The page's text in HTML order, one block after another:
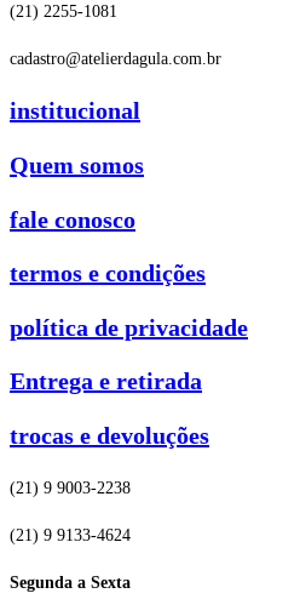
(21) 2255-1081
cadastro@atelierdagula.com.br
institucional
Quem somos
fale conosco
termos e condições
política de privacidade
Entrega e retirada
trocas e devoluções
(21) 9 9003-2238
(21) 9 9133-4624
Segunda a Sexta